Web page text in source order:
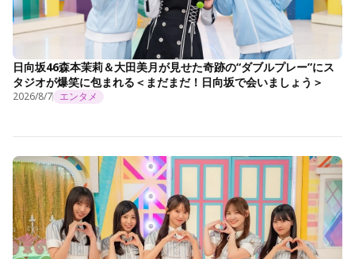
日向坂46森本茉莉＆大田美月が見せた奇跡の“ダブルプレー”にス
タジオが爆笑に包まれる＜まだまだ！日向坂で会いましょう＞
2026/8/7 エンタメ